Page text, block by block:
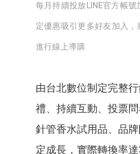
每月持續投放LINE官方帳
定優惠吸引更多好友加入，
進行線上導購
由台北數位制定完整
禮、持續互動、投票
針管香水試用品、品
定成長，實際轉換率達